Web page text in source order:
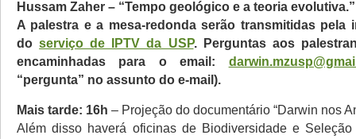
Hussam Zaher – “Tempo geológico e a teoria evolutiva.”
A palestra e a mesa-redonda serão transmitidas pela
doserviço de IPTV da USP. Perguntas aos
encaminhadas para o email:
“pergunta” no assunto do e-mail).
Mais tarde: 16h – Projeção do documentário “Darwin nos
Além disso haverá oficinas de Biodiversidade e